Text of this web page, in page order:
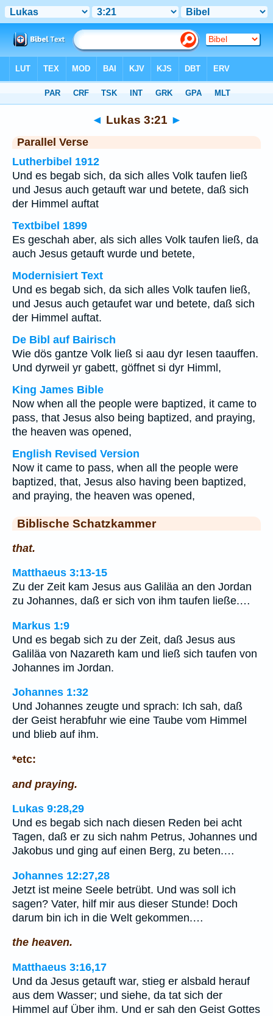
◄ Lukas 3:21 ►
Parallel Verse
Lutherbibel 1912
Und es begab sich, da sich alles Volk taufen ließ
und Jesus auch getauft war und betete, daß sich
der Himmel auftat
Textbibel 1899
Es geschah aber, als sich alles Volk taufen ließ, da
auch Jesus getauft wurde und betete,
Modernisiert Text
Und es begab sich, da sich alles Volk taufen ließ,
und Jesus auch getaufet war und betete, daß sich
der Himmel auftat.
De Bibl auf Bairisch
Wie dös gantze Volk ließ si aau dyr Iesen taauffen.
Und dyrweil yr gabett, göffnet si dyr Himml,
King James Bible
Now when all the people were baptized, it came to
pass, that Jesus also being baptized, and praying,
the heaven was opened,
English Revised Version
Now it came to pass, when all the people were
baptized, that, Jesus also having been baptized,
and praying, the heaven was opened,
Biblische Schatzkammer
that.
Matthaeus 3:13-15
Zu der Zeit kam Jesus aus Galiläa an den Jordan
zu Johannes, daß er sich von ihm taufen ließe.…
Markus 1:9
Und es begab sich zu der Zeit, daß Jesus aus
Galiläa von Nazareth kam und ließ sich taufen von
Johannes im Jordan.
Johannes 1:32
Und Johannes zeugte und sprach: Ich sah, daß
der Geist herabfuhr wie eine Taube vom Himmel
und blieb auf ihm.
*etc:
and praying.
Lukas 9:28,29
Und es begab sich nach diesen Reden bei acht
Tagen, daß er zu sich nahm Petrus, Johannes und
Jakobus und ging auf einen Berg, zu beten.…
Johannes 12:27,28
Jetzt ist meine Seele betrübt. Und was soll ich
sagen? Vater, hilf mir aus dieser Stunde! Doch
darum bin ich in die Welt gekommen.…
the heaven.
Matthaeus 3:16,17
Und da Jesus getauft war, stieg er alsbald herauf
aus dem Wasser; und siehe, da tat sich der
Himmel auf Über ihm. Und er sah den Geist Gottes